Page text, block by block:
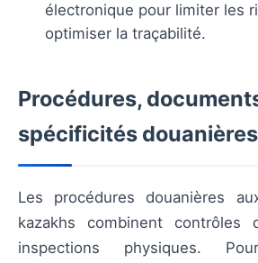
électronique pour limiter les
optimiser la traçabilité.
Procédures,
spécificités douanières
Les procédures douanières
kazakhs combinent contrôles
inspections physiques.